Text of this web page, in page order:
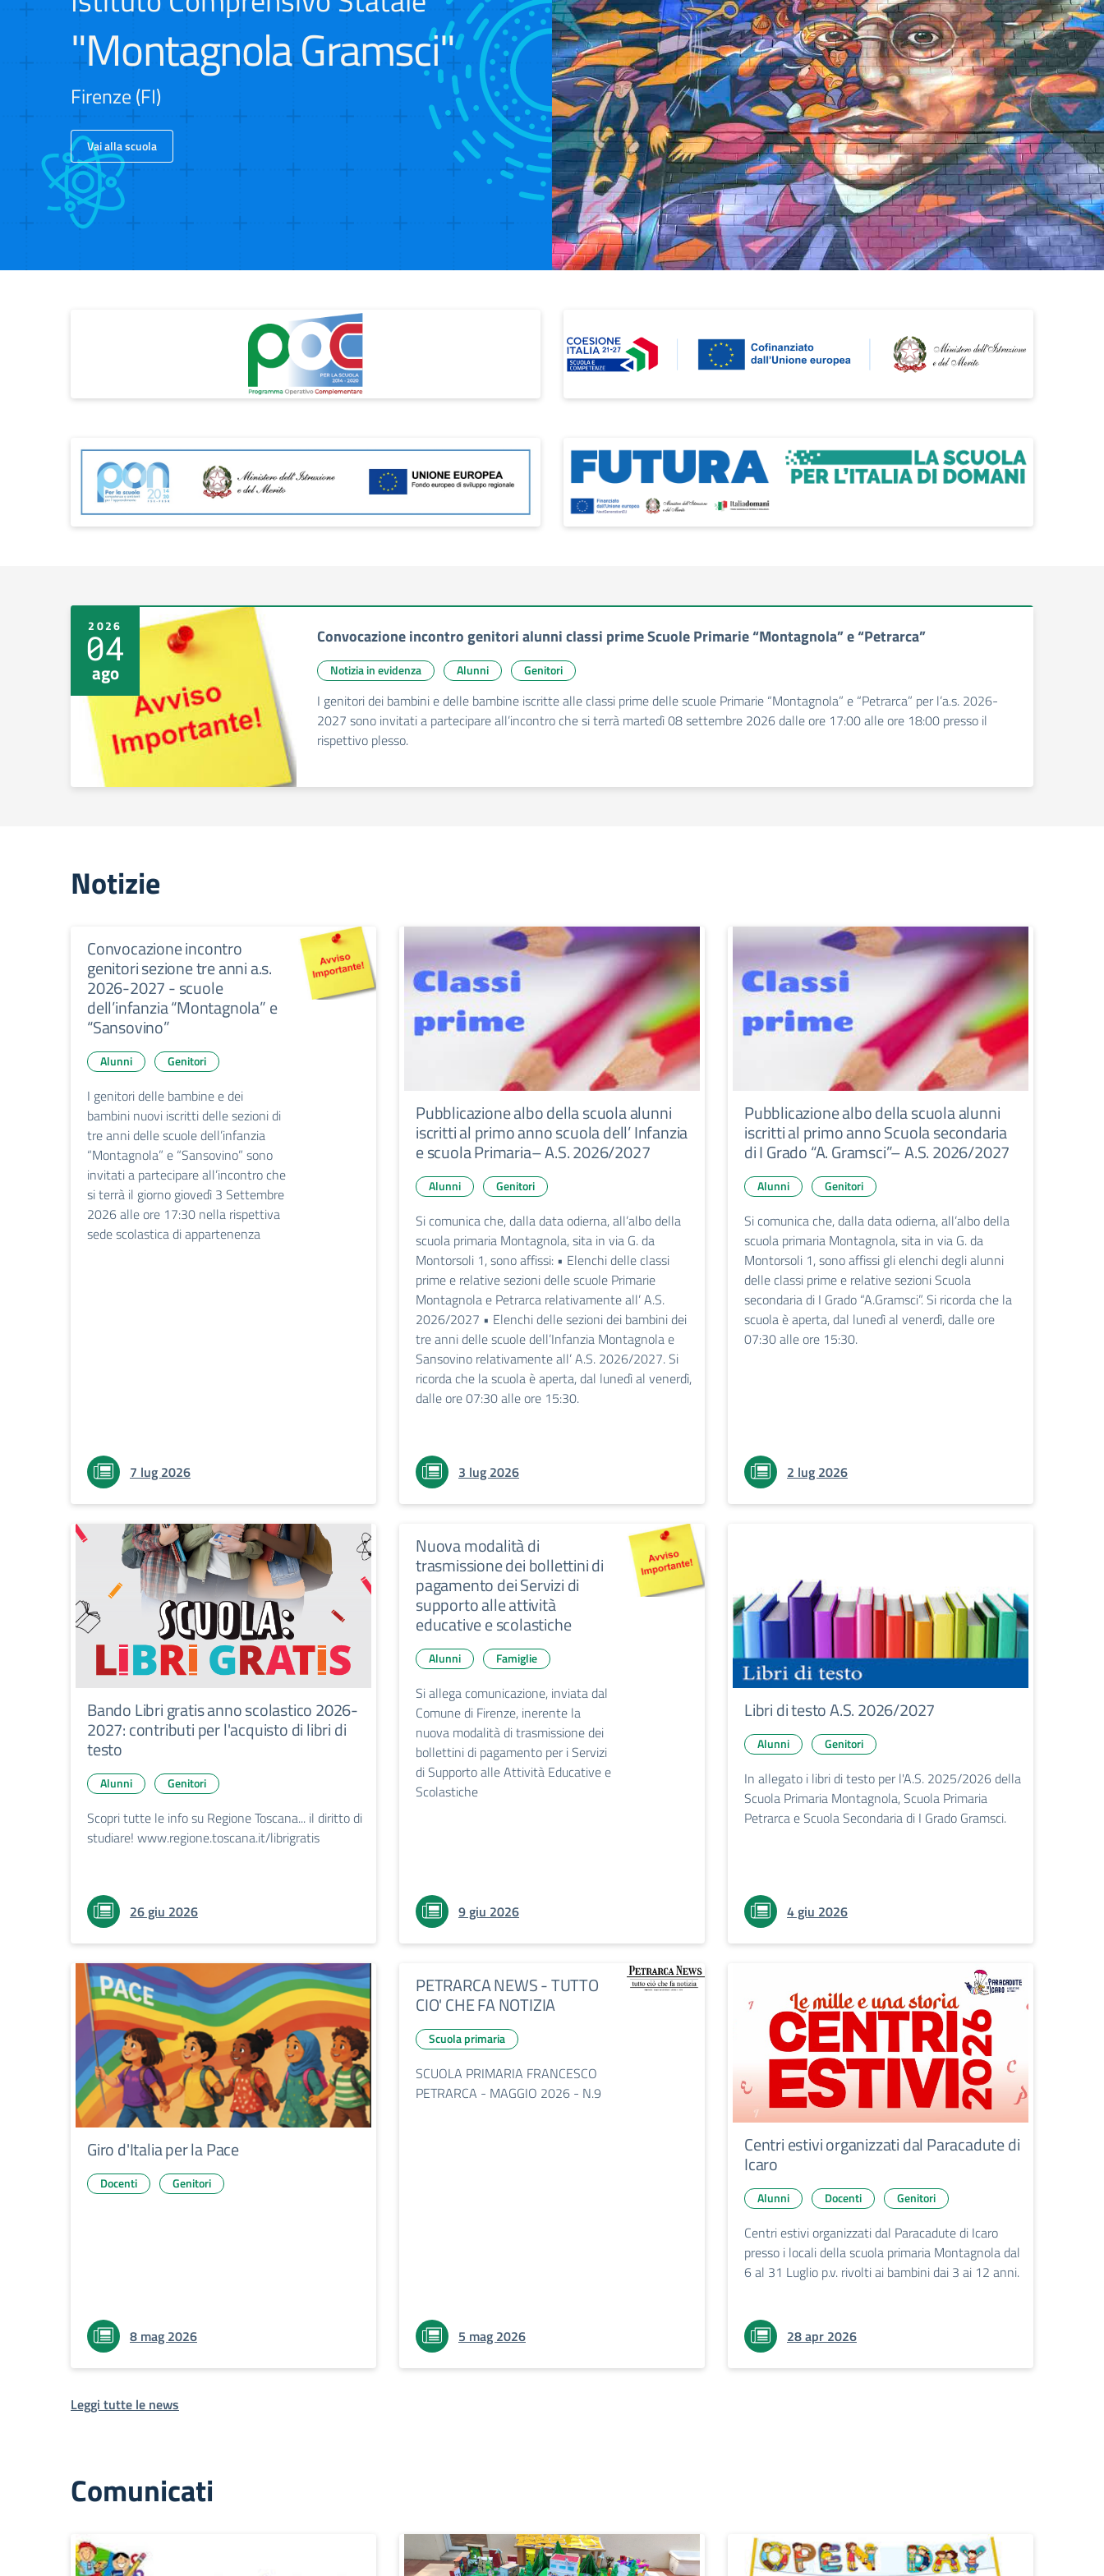
"Montagnola Gramsci"
Firenze (FI)
Vai alla scuola
2026
04
ago
Convocazione incontro genitori alunni classi prime Scuole Primarie “Montagnola” e “Petrarca”
Notizia in evidenza Alunni Genitori
I genitori dei bambini e delle bambine iscritte alle classi prime delle scuole Primarie “Montagnola” e “Petrarca” per l’a.s. 2026-
2027 sono invitati a partecipare all’incontro che si terrà martedì 08 settembre 2026 dalle ore 17:00 alle ore 18:00 presso il
rispettivo plesso.
Notizie
Convocazione incontro
genitori sezione tre anni a.s.
2026-2027 - scuole
dell’infanzia “Montagnola” e
“Sansovino”
Alunni Genitori
I genitori delle bambine e dei
bambini nuovi iscritti delle sezioni di
tre anni delle scuole dell’infanzia
“Montagnola” e “Sansovino” sono
invitati a partecipare all’incontro che
si terrà il giorno giovedì 3 Settembre
2026 alle ore 17:30 nella rispettiva
sede scolastica di appartenenza
7 lug 2026
Pubblicazione albo della scuola alunni
iscritti al primo anno scuola dell’ Infanzia
e scuola Primaria– A.S. 2026/2027
Alunni Genitori
Si comunica che, dalla data odierna, all’albo della
scuola primaria Montagnola, sita in via G. da
Montorsoli 1, sono affissi: • Elenchi delle classi
prime e relative sezioni delle scuole Primarie
Montagnola e Petrarca relativamente all’ A.S.
2026/2027 • Elenchi delle sezioni dei bambini dei
tre anni delle scuole dell’Infanzia Montagnola e
Sansovino relativamente all’ A.S. 2026/2027. Si
ricorda che la scuola è aperta, dal lunedì al venerdì,
dalle ore 07:30 alle ore 15:30.
3 lug 2026
Pubblicazione albo della scuola alunni
iscritti al primo anno Scuola secondaria
di I Grado “A. Gramsci”– A.S. 2026/2027
Alunni Genitori
Si comunica che, dalla data odierna, all’albo della
scuola primaria Montagnola, sita in via G. da
Montorsoli 1, sono affissi gli elenchi degli alunni
delle classi prime e relative sezioni Scuola
secondaria di I Grado “A.Gramsci”. Si ricorda che la
scuola è aperta, dal lunedì al venerdì, dalle ore
07:30 alle ore 15:30.
2 lug 2026
Bando Libri gratis anno scolastico 2026-
2027: contributi per l'acquisto di libri di
testo
Alunni Genitori
Scopri tutte le info su Regione Toscana... il diritto di
studiare! www.regione.toscana.it/librigratis
26 giu 2026
Nuova modalità di
trasmissione dei bollettini di
pagamento dei Servizi di
supporto alle attività
educative e scolastiche
Alunni Famiglie
Si allega comunicazione, inviata dal
Comune di Firenze, inerente la
nuova modalità di trasmissione dei
bollettini di pagamento per i Servizi
di Supporto alle Attività Educative e
Scolastiche
9 giu 2026
Libri di testo A.S. 2026/2027
Alunni Genitori
In allegato i libri di testo per l'A.S. 2025/2026 della
Scuola Primaria Montagnola, Scuola Primaria
Petrarca e Scuola Secondaria di I Grado Gramsci.
4 giu 2026
Giro d'Italia per la Pace
Docenti Genitori
8 mag 2026
PETRARCA NEWS - TUTTO
CIO' CHE FA NOTIZIA
Scuola primaria
SCUOLA PRIMARIA FRANCESCO
PETRARCA - MAGGIO 2026 - N.9
5 mag 2026
Centri estivi organizzati dal Paracadute di
Icaro
Alunni Docenti Genitori
Centri estivi organizzati dal Paracadute di Icaro
presso i locali della scuola primaria Montagnola dal
6 al 31 Luglio p.v. rivolti ai bambini dai 3 ai 12 anni.
28 apr 2026
Leggi tutte le news
Comunicati